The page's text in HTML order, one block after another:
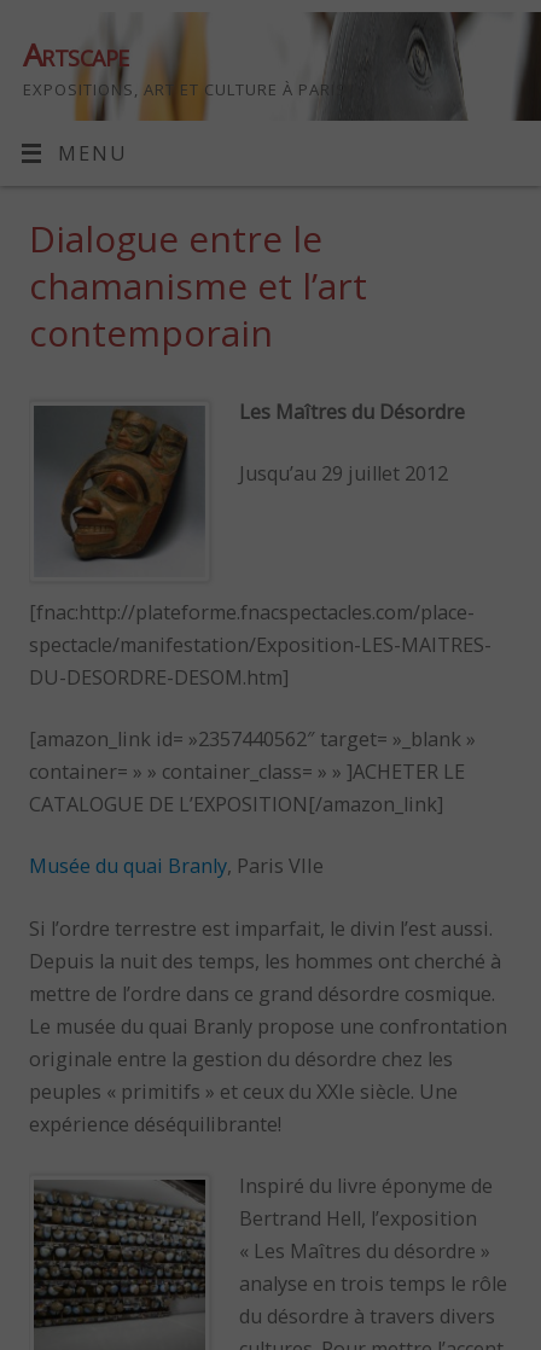
Artscape
EXPOSITIONS, ART ET CULTURE À PARIS
MENU
Dialogue entre le
chamanisme et l’art
contemporain
Les Maîtres du Désordre
Jusqu’au 29 juillet 2012
[fnac:http://plateforme.fnacspectacles.com/place-
spectacle/manifestation/Exposition-LES-MAITRES-
DU-DESORDRE-DESOM.htm]
[amazon_link id= »2357440562″ target= »_blank »
container= » » container_class= » » ]ACHETER LE
CATALOGUE DE L’EXPOSITION[/amazon_link]
Musée du quai Branly, Paris VIIe
Si l’ordre terrestre est imparfait, le divin l’est aussi.
Depuis la nuit des temps, les hommes ont cherché à
mettre de l’ordre dans ce grand désordre cosmique.
Le musée du quai Branly propose une confrontation
originale entre la gestion du désordre chez les
peuples « primitifs » et ceux du XXIe siècle. Une
expérience déséquilibrante!
Inspiré du livre éponyme de
Bertrand Hell, l’exposition
« Les Maîtres du désordre »
analyse en trois temps le rôle
du désordre à travers divers